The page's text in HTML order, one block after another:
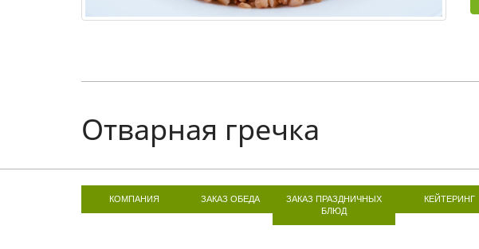
Отварная гречка
КОМПАНИЯ ЗАКАЗ ОБЕДА
ЗАКАЗ ПРАЗДНИЧНЫХ
БЛЮД
КЕЙТЕРИНГ